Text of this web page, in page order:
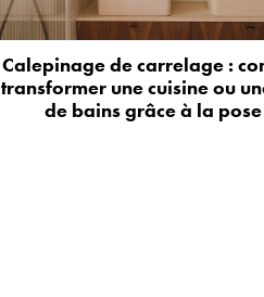
Calepinage de carrelage :
transformer une cuisine ou
de bains grâce à la pose